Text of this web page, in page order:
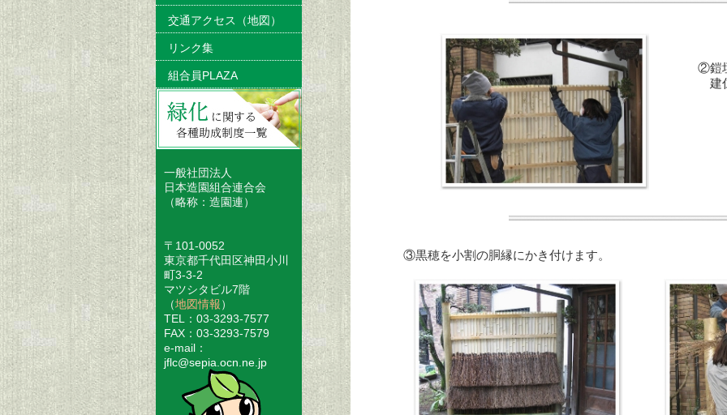
②鎧
建
③黒穂を小割の胴縁にかき付けます。
交通アクセス（地図）
リンク集
組合員PLAZA
一般社団法人
日本造園組合連合会
（略称：造園連）
〒101-0052
東京都千代田区神田小川
町3-3-2
マツシタビル7階
（地図情報）
TEL：03-3293-7577
FAX：03-3293-7579
e-mail：
jflc@sepia.ocn.ne.jp